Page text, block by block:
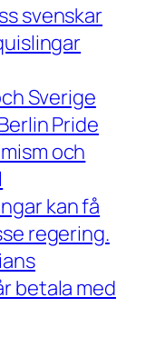
svenskar
Sverige
Pride
och
kan få
regering.
betala med